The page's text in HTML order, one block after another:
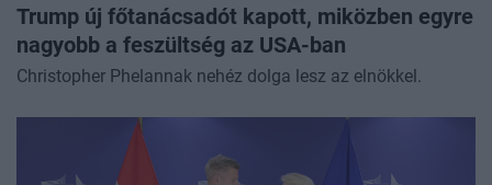
Trump új főtanácsadót kapott, miközben egyre
nagyobb a feszültség az USA-ban
Christopher Phelannak nehéz dolga lesz az elnökkel.